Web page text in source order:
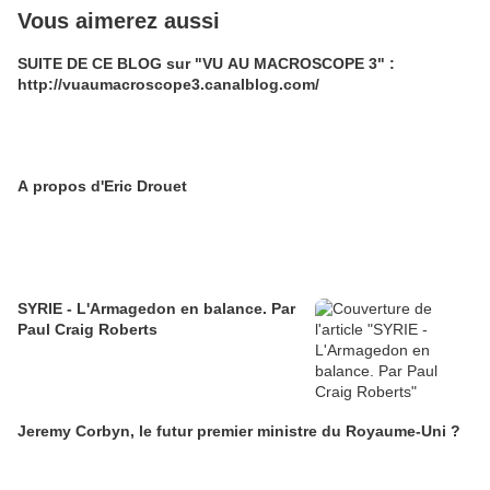
Vous aimerez aussi
SUITE DE CE BLOG sur "VU AU MACROSCOPE 3" :
http://vuaumacroscope3.canalblog.com/
A propos d'Eric Drouet
SYRIE - L'Armagedon en balance. Par
Paul Craig Roberts
Jeremy Corbyn, le futur premier ministre du Royaume-Uni ?